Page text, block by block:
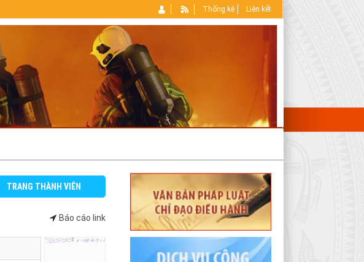
Thống kê Liên kết
TRANG THÀNH VIÊN
Báo cáo link